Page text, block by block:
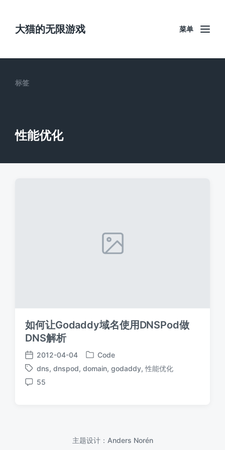
大猫的无限游戏 菜单
标签
性能优化
如何让Godaddy域名使用DNSPod做
DNS解析
发
布
日
2012-04-04
发
布
Code
标
签
dns, dnspod, domain, godaddy,性能优化
评
55
主题设计： Anders Norén